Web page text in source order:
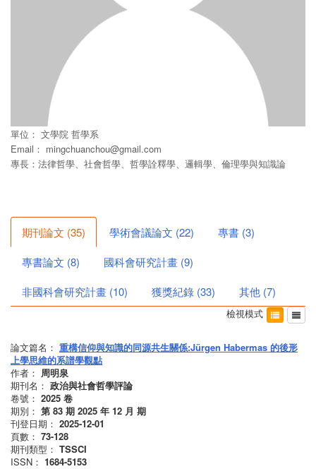
單位： 文學院 哲學系
Email： mingchuanchou@gmail.com
專長：法律哲學、社會哲學、哲學詮釋學、邏輯學、倫理學與知識論
期刊論文 (35) 學術會議論文 (22) 專書 (3)
專書論文 (8) 國科會研究計畫 (9)
非國科會研究計畫 (10) 獲獎紀錄 (33) 其他 (7)
檢視模式
論文篇名： 重構信仰與知識的同源共生關係:Jürgen Habermas 的後形
上學思維的系譜學觀點
作者： 周明泉
期刊名： 政治與社會哲學評論
卷號： 2025 卷
期別： 第 83 期 2025 年 12 月 期
刊登日期： 2025-12-01
頁數： 73-128
期刊類型： TSSCI
ISSN： 1684-5153